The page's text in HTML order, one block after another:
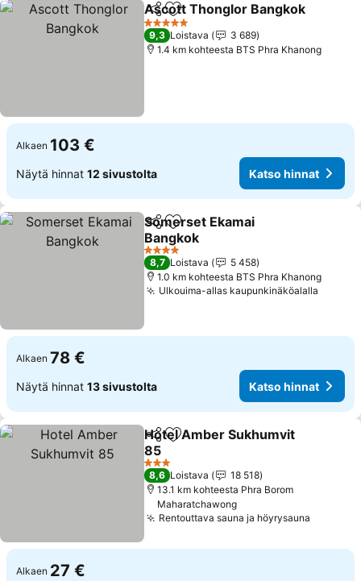
Jaa Lisää suosikkeihin
Ascott Thonglor Bangkok
5 Tähtiluokitus
9,3 Loistava
3 689
1.4 km kohteesta BTS Phra Khanong
Alkaen 103 €
Näytä hinnat 12 sivustolta Katso hinnat
Jaa Lisää suosikkeihin
Somerset Ekamai
Bangkok
4 Tähtiluokitus
8,7 Loistava
5 458
1.0 km kohteesta BTS Phra Khanong
Ulkouima-allas kaupunkinäköalalla
Alkaen 78 €
Näytä hinnat 13 sivustolta Katso hinnat
Jaa Lisää suosikkeihin
Hotel Amber Sukhumvit
85
3 Tähtiluokitus
8,6 Loistava
18 518
13.1 km kohteesta Phra Borom
Maharatchawong
Rentouttava sauna ja höyrysauna
Alkaen 27 €